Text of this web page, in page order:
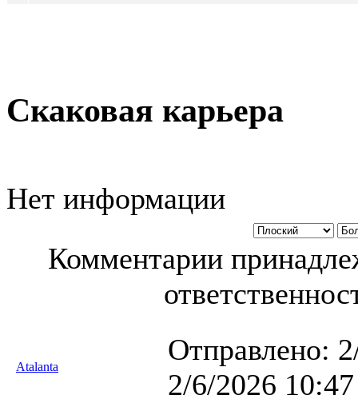
Скаковая карьера
Нет информации
Комментарии
Atalanta
Отправлено:
2/6/2026 10:47